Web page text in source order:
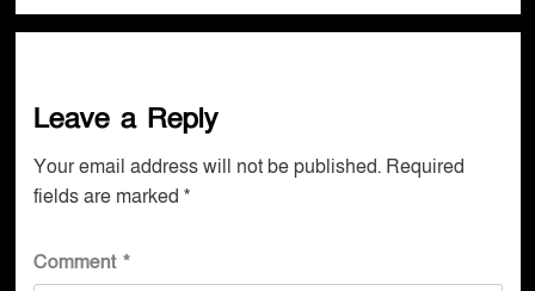
Leave a Reply
Your email address will not be published. Required
fields are marked *
Comment *